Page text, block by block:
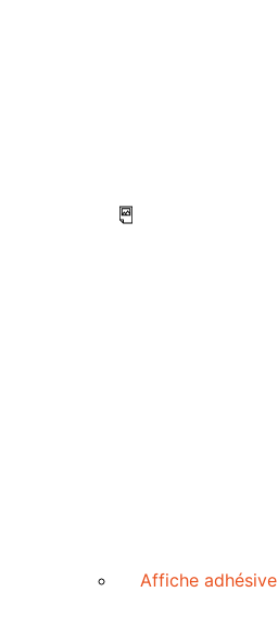
Affiche adhésive